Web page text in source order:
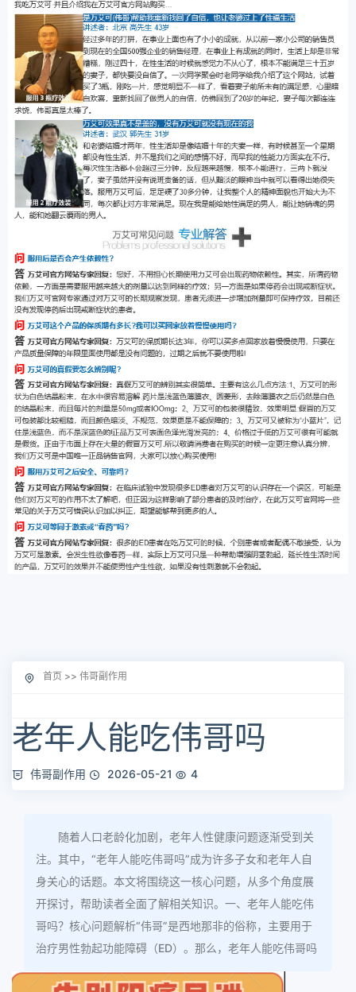
首页 >> 伟哥副作用
老年人能吃伟哥吗
伟哥副作用 2026-05-21 4
随着人口老龄化加剧，老年人性健康问题逐渐受到关
注。其中，“老年人能吃伟哥吗”成为许多子女和老年人自
身关心的话题。本文将围绕这一核心问题，从多个角度展
开探讨，帮助读者全面了解相关知识。一、老年人能吃伟
哥吗？核心问题解析“伟哥”是西地那非的俗称，主要用于
治疗男性勃起功能障碍（ED）。那么，老年人能吃伟哥吗